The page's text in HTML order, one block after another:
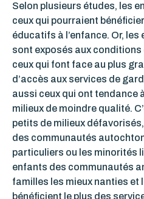
Selon plusieurs études, les
ceux qui pourraient
éducatifs à l’enfance. Or, les
sont exposés aux
ceux qui font face au plus
d’accès aux services de
aussi ceux qui ont tendance
milieux de moindre qualité.
petits de milieux
des communautés
particuliers ou les minorités
enfants des communautés
familles les mieux nanties et
bénéficient le plus des